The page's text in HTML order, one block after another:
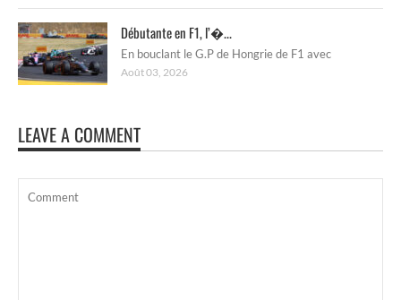
Débutante en F1, l’�...
En bouclant le G.P de Hongrie de F1 avec
Août 03, 2026
LEAVE A COMMENT